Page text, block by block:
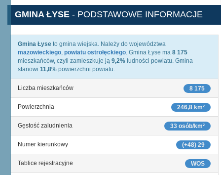
GMINA ŁYSE - PODSTAWOWE INFORMACJE
Gmina Łyse to gmina wiejska. Należy do województwa
mazowieckiego, powiatu ostrołęckiego. Gmina Łyse ma 8 175
mieszkańców, czyli zamieszkuje ją 9,2% ludności powiatu. Gmina
stanowi 11,8% powierzchni powiatu.
8 175
Liczba mieszkańców
246,8 km²
Powierzchnia
33 osób/km²
Gęstość zaludnienia
(+48) 29
Numer kierunkowy
WOS
Tablice rejestracyjne